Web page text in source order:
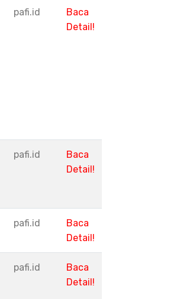
pafi.id
Baca
Detail!
pafi.id
Baca
Detail!
pafi.id
Baca
Detail!
pafi.id
Baca
Detail!